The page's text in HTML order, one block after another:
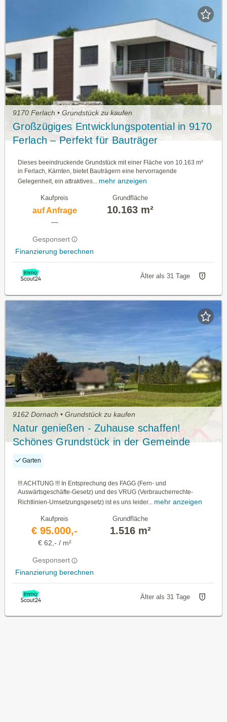
9170 Ferlach • Grundstück zu kaufen
Großzügiges Entwicklungspotential in 9170
Ferlach – Perfekt für Bauträger
Dieses beeindruckende Grundstück mit einer Fläche von 10.163 m²
in Ferlach, Kärnten, bietet Bauträgern eine hervorragende
Gelegenheit, ein attraktives...
mehr anzeigen
Kaufpreis
auf Anfrage
—
Gesponsert
Finanzierung berechnen
Grundfläche
10.163 m²
Älter als 31 Tage
9162 Dornach • Grundstück zu kaufen
Natur genießen - Zuhause schaffen!
Schönes Grundstück in der Gemeinde
Ferlach
Garten
!!! ACHTUNG !!! In Entsprechung des FAGG (Fern- und
Auswärtsgeschäfte-Gesetz) und des VRUG (Verbraucherrechte-
Richtlinien-Umsetzungsgesetz) ist es uns leider... mehr anzeigen
Kaufpreis
€ 95.000,-
€ 62,- / m²
Gesponsert
Finanzierung berechnen
Grundfläche
1.516 m²
Älter als 31 Tage